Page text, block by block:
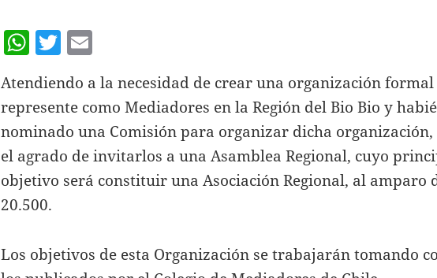
W
h
at
s
A
p
p
T
w
itt
er
m
ai
l
Atendiendo a la necesidad de crear una organización formal
represente como Mediadores en la Región del Bio Bio y
nominado una Comisión para organizar dicha organización,
el agrado de invitarlos a una Asamblea Regional, cuyo
objetivo será constituir una Asociación Regional, al amparo
20.500.
Los objetivos de esta Organización se trabajarán tomando